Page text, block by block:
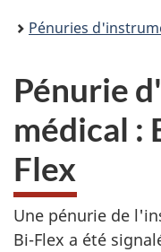
Pénuries d'instruments
Pénurie
médical :
Flex
Une pénurie de
Bi-Flex a été